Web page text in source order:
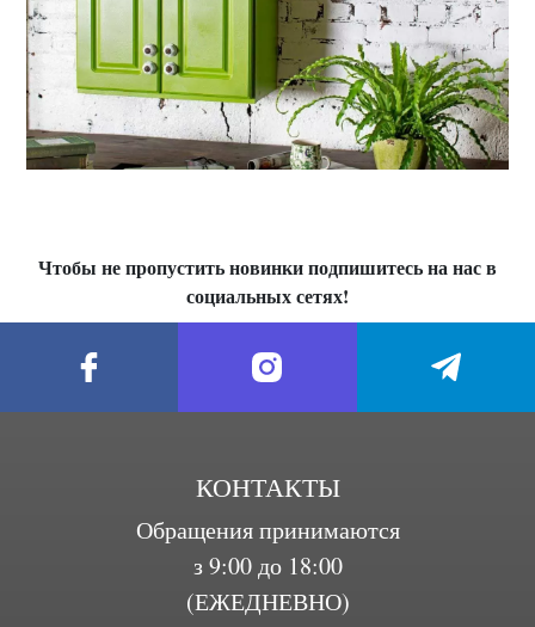
Чтобы не пропустить новинки подпишитесь на нас в
социальных сетях!
КОНТАКТЫ
Обращения принимаются
з 9:00 до 18:00
(ЕЖЕДНЕВНО)